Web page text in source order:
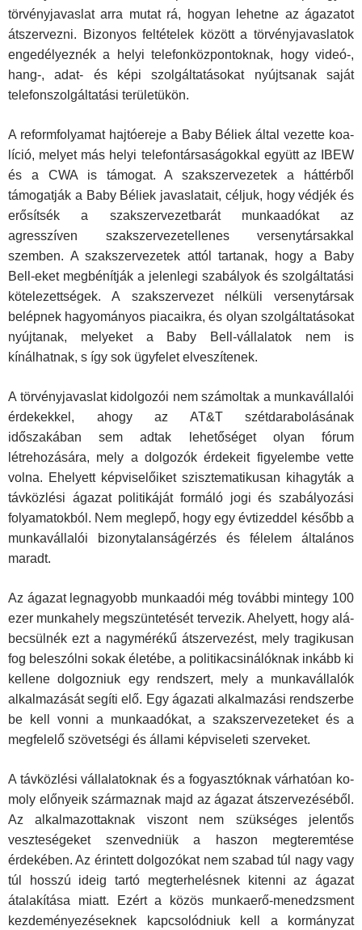
törvényja­vaslat arra mutat rá, hogyan lehetne az ágazatot
átszervezni. Bizonyos feltételek között a törvényjavaslatok
engedélyeznék a helyi telefonközpontoknak, hogy videó-,
hang-, adat- és képi szolgáltatásokat nyújtsanak saját
telefonszolgáltatási területü­kön.
A reformfolyamat hajtóereje a Baby Béliek által vezette koa­
líció, melyet más helyi telefontársaságokkal együtt az IBEW
és a CWA is támogat. A szakszervezetek a háttérből
támogatják a Baby Béliek javaslatait, céljuk, hogy védjék és
erősítsék a szakszervezetbarát munkaadókat az
agresszíven szakszerve­zetellenes versenytársakkal
szemben. A szakszervezetek attól tartanak, hogy a Baby
Bell-eket megbénítják a jelenlegi szabá­lyok és szolgáltatási
kötelezettségek. A szakszervezet nélküli versenytársak
belépnek hagyományos piacaikra, és olyan szol­gáltatásokat
nyújtanak, melyeket a Baby Bell-vállalatok nem is
kínálhatnak, s így sok ügyfelet elveszítenek.
A törvényjavaslat kidolgozói nem számoltak a munkavállalói
érdekekkel, ahogy az AT&T szétdarabolásának
időszakában sem adtak lehetőséget olyan fórum
létrehozására, mely a dol­gozók érdekeit figyelembe vette
volna. Ehelyett képviselőiket szisztematikusan kihagyták a
távközlési ágazat politikáját for­máló jogi és szabályozási
folyamatokból. Nem meglepő, hogy egy évtizeddel később a
munkavállalói bizonytalanságérzés és félelem általános
maradt.
Az ágazat legnagyobb munkaadói még további mintegy 100
ezer munkahely megszüntetését tervezik. Ahelyett, hogy alá­
becsülnék ezt a nagymérékű átszervezést, mely tragikusan
fog beleszólni sokak életébe, a politikacsinálóknak inkább ki
kellene dolgozniuk egy rendszert, mely a munkavállalók
alka­lmazását segíti elő. Egy ágazati alkalmazási rendszerbe
be kell vonni a munkaadókat, a szakszervezeteket és a
megfelelő szövetségi és állami képviseleti szerveket.
A távközlési vállalatoknak és a fogyasztóknak várhatóan ko­
moly előnyeik származnak majd az ágazat átszervezéséből.
Az alkalmazottaknak viszont nem szükséges jelentős
veszte­ségeket szenvedniük a haszon megteremtése
érdekében. Az érintett dolgozókat nem szabad túl nagy vagy
túl hosszú ideig tartó megterhelésnek kitenni az ágazat
átalakítása miatt. Ezért a közös munkaerő-menedzsment
kezdeményezéseknek kap­csolódniuk kell a kormányzat